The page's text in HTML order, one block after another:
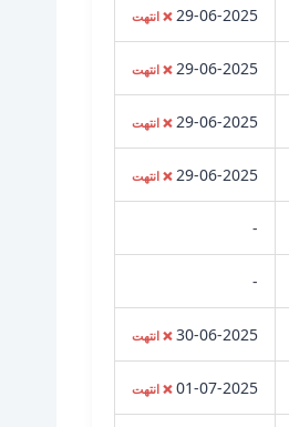
29-06-2025 ❌ انتهت
29-06-2025 ❌ انتهت
29-06-2025 ❌ انتهت
29-06-2025 ❌ انتهت
-
-
30-06-2025 ❌ انتهت
01-07-2025 ❌ انتهت